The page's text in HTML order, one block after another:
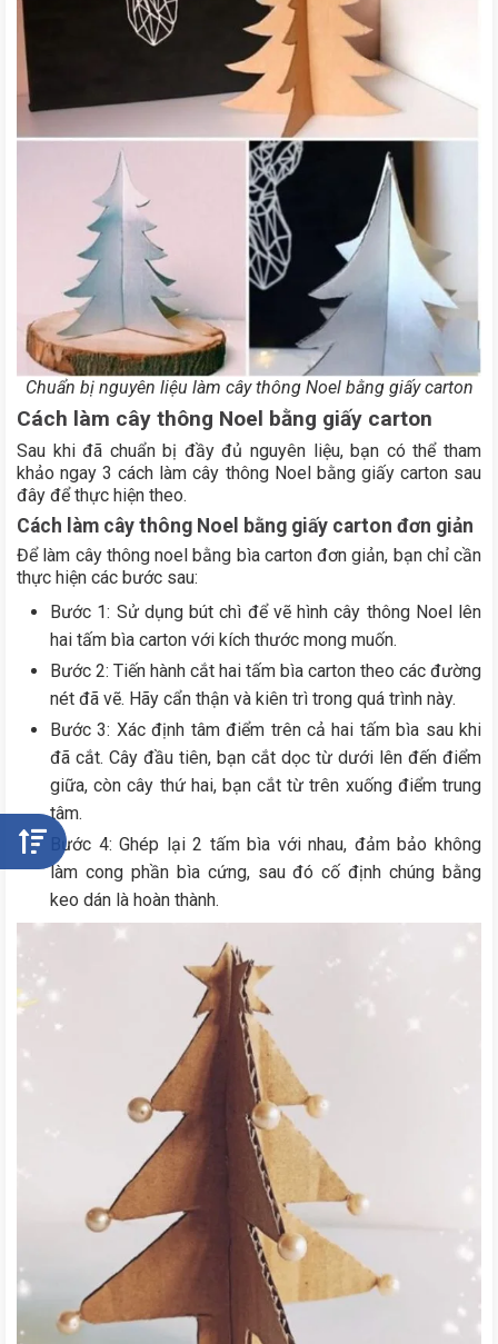
Chuẩn bị nguyên liệu làm cây thông Noel bằng giấy carton
Cách làm cây thông Noel bằng giấy carton
Sau khi đã chuẩn bị đầy đủ nguyên liệu, bạn có thể tham
khảo ngay 3 cách làm cây thông Noel bằng giấy carton sau
đây để thực hiện theo.
Cách làm cây thông Noel bằng giấy carton đơn giản
Để làm cây thông noel bằng bìa carton đơn giản, bạn chỉ cần
thực hiện các bước sau:
Bước 1: Sử dụng bút chì để vẽ hình cây thông Noel lên
hai tấm bìa carton với kích thước mong muốn.
Bước 2: Tiến hành cắt hai tấm bìa carton theo các đường
nét đã vẽ. Hãy cẩn thận và kiên trì trong quá trình này.
Bước 3: Xác định tâm điểm trên cả hai tấm bìa sau khi
đã cắt. Cây đầu tiên, bạn cắt dọc từ dưới lên đến điểm
giữa, còn cây thứ hai, bạn cắt từ trên xuống điểm trung
tâm.
Bước 4: Ghép lại 2 tấm bìa với nhau, đảm bảo không
làm cong phần bìa cứng, sau đó cố định chúng bằng
keo dán là hoàn thành.